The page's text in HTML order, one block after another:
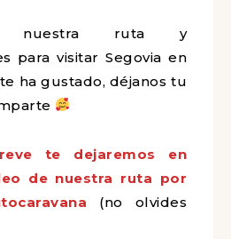
nuestra ruta y
para visitar Segovia en
ha gustado, déjanos tu
te dejaremos en
de nuestra ruta por
(no olvides